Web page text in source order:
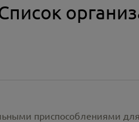
приспособлениями